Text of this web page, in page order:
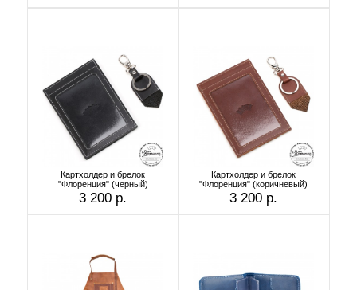
Картхолдер и брелок
"Флоренция" (черный)
3 200 р.
Картхолдер и брелок
"Флоренция" (коричневый)
3 200 р.